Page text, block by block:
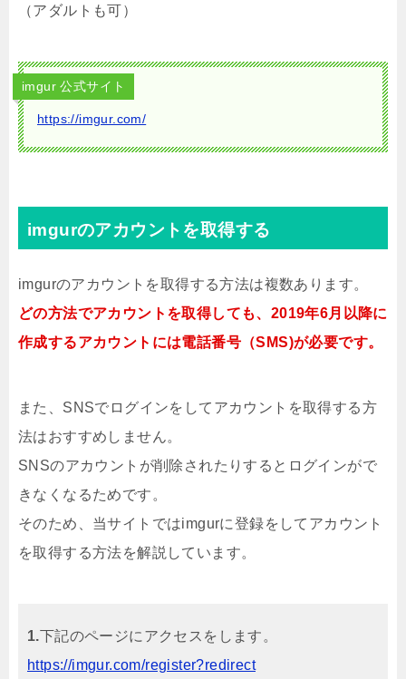
（アダルトも可）
imgur 公式サイト
https://imgur.com/
imgurのアカウントを取得する
imgurのアカウントを取得する方法は複数あります。
どの方法でアカウントを取得しても、2019年6月以降に
作成するアカウントには電話番号（SMS)が必要です。
また、SNSでログインをしてアカウントを取得する方
法はおすすめしません。
SNSのアカウントが削除されたりするとログインがで
きなくなるためです。
そのため、当サイトではimgurに登録をしてアカウント
を取得する方法を解説しています。
1.下記のページにアクセスをします。
https://imgur.com/register?redirect